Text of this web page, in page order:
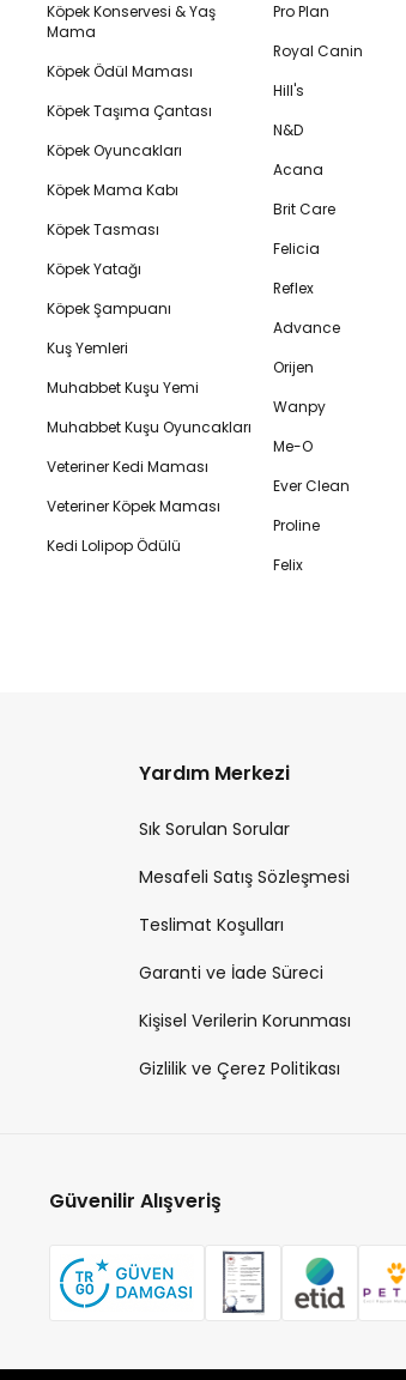
Köpek Konservesi & Yaş
Mama
Köpek Ödül Maması
Köpek Taşıma Çantası
Köpek Oyuncakları
Köpek Mama Kabı
Köpek Tasması
Köpek Yatağı
Köpek Şampuanı
Kuş Yemleri
Muhabbet Kuşu Yemi
Muhabbet Kuşu Oyuncakları
Veteriner Kedi Maması
Veteriner Köpek Maması
Kedi Lolipop Ödülü
Pro Plan
Royal Canin
Hill's
N&D
Acana
Brit Care
Felicia
Reflex
Advance
Orijen
Wanpy
Me-O
Ever Clean
Proline
Felix
Yardım Merkezi
Sık Sorulan Sorular
Mesafeli Satış Sözleşmesi
Teslimat Koşulları
Garanti ve İade Süreci
Kişisel Verilerin Korunması
Gizlilik ve Çerez Politikası
Güvenilir Alışveriş